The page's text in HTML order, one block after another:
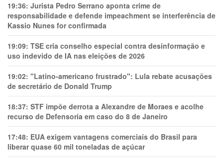
19:36: Jurista Pedro Serrano aponta crime de
responsabilidade e defende impeachment se interferência de
Kassio Nunes for confirmada
19:09: TSE cria conselho especial contra desinformação e
uso indevido de IA nas eleições de 2026
19:02: "Latino-americano frustrado": Lula rebate acusações
de secretário de Donald Trump
18:37: STF impõe derrota a Alexandre de Moraes e acolhe
recurso de Defensoria em caso do 8 de Janeiro
17:48: EUA exigem vantagens comerciais do Brasil para
liberar quase 60 mil toneladas de açúcar